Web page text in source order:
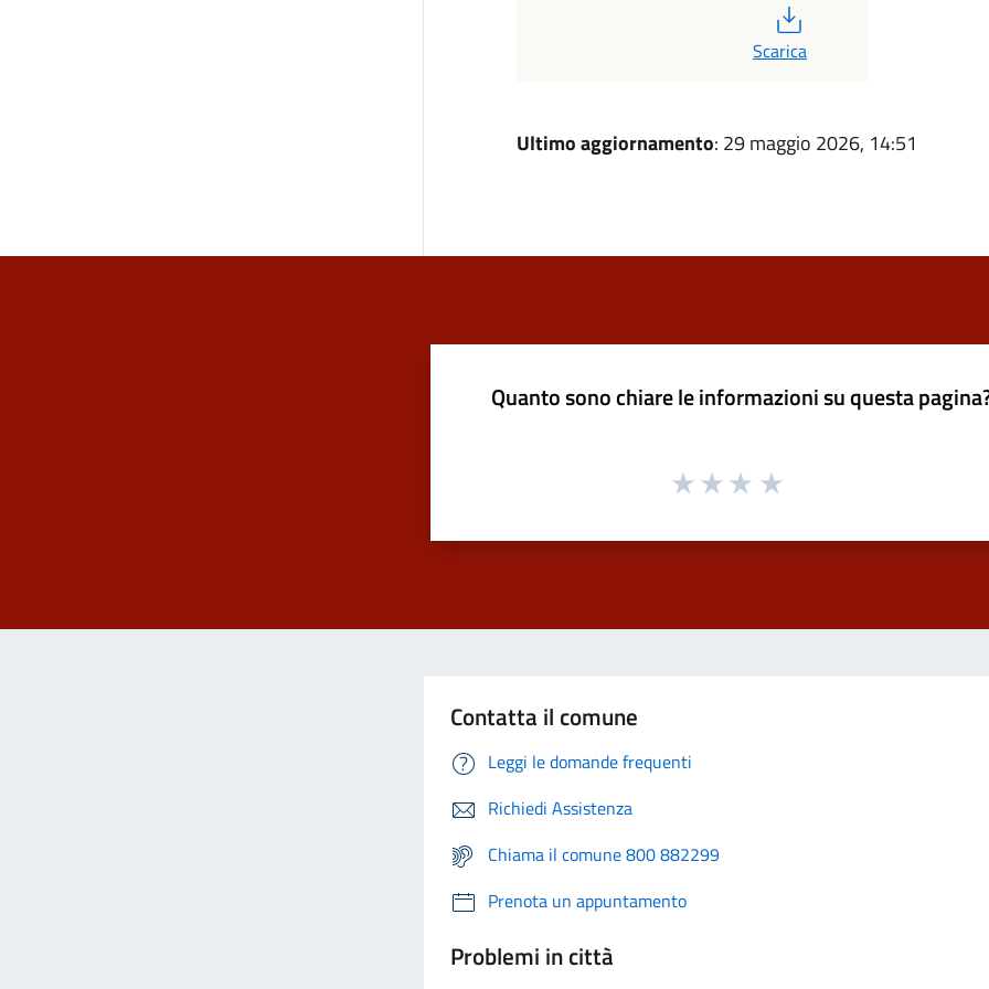
Scarica
Ultimo aggiornamento: 29 maggio 2026, 14:51
Quanto sono chiare le informazioni su questa
Contatta il comune
Leggi le domande frequenti
Richiedi Assistenza
Chiama il comune 800 882299
Prenota un appuntamento
Problemi in città